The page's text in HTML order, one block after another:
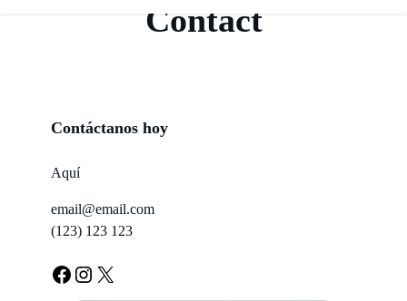
Contact
Contáctanos hoy
Aquí
email@email.com
(123) 123 123
Facebook Instagram X